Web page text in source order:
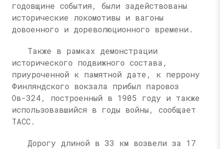
годовщине события, были задействованы
исторические локомотивы и вагоны
довоенного и дореволюционного времени.
Также в рамках демонстрации
исторического подвижного состава,
приуроченной к памятной дате, к перрону
Финляндского вокзала прибыл паровоз
Ов-324, построенный в 1905 году и также
использовавшийся в годы войны, сообщает
ТАСС.
Дорогу длиной в 33 км возвели за 17